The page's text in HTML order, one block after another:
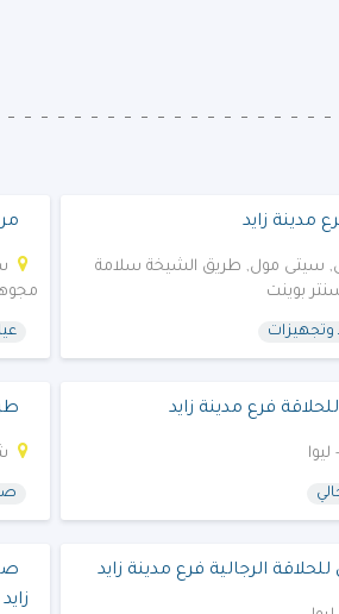
مدينة زايد
سيتى مول, طريق الشيخة سلامة
بوينت
وتجهيزات
فرع مدينة زايد
الرجالية فرع مدينة زايد
زايد